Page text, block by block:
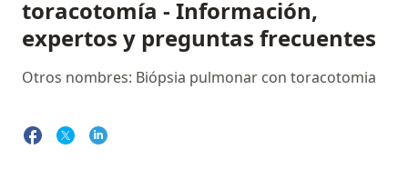
toracotomía - Información,
expertos y preguntas frecuentes
Otros nombres: Biópsia pulmonar con toracotomia